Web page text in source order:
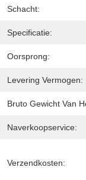
Schacht:
Specificatie:
Oorsprong:
Levering Vermogen:
Bruto Gewicht Van
Naverkoopservice:
Verzendkosten: